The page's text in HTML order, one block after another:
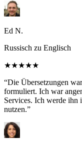
Ed N.
Russisch zu Englisch
★★★★★
“Die Übersetzungen
formuliert. Ich war
Services. Ich werde ihn
nutzen.”